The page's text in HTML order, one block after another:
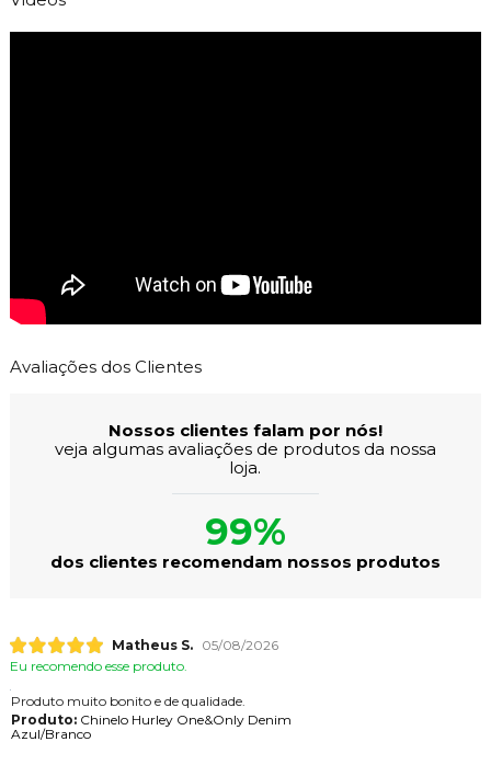
Avaliações dos Clientes
Nossos clientes falam por nós!
veja algumas avaliações de produtos da nossa
loja.
99%
dos clientes recomendam nossos produtos
Matheus S.
05/08/2026
Eu recomendo esse produto.
Produto muito bonito e de qualidade.
Produto:Chinelo Hurley One&Only Denim
Azul/Branco